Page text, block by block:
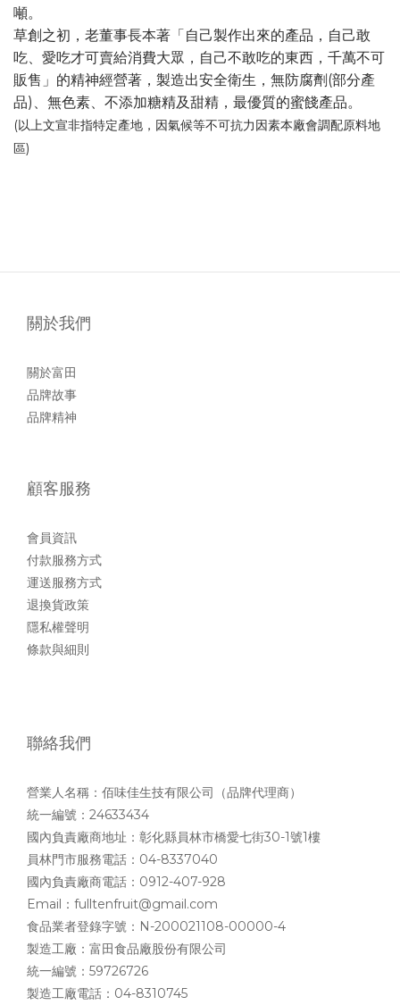
噸。
草創之初，老董事長本著「自己製作出來的產品，自己敢
吃、愛吃才可賣給消費大眾，自己不敢吃的東西，千萬不可
販售」的精神經營著，製造出安全衛生，無防腐劑(部分產
品)、無色素、不添加糖精及甜精，最優質的蜜餞產品。
(以上文宣非指特定產地，因氣候等不可抗力因素本廠會調配原料地
區)
關於我們
關於富田
品牌故事
品牌精神
顧客服務
會員資訊
付款服務方式
運送服務方式
退換貨政策
隱私權聲明
條款與細則
聯絡我們
營業人名稱：佰味佳生技有限公司（品牌代理商）
統一編號：24633434
國內負責廠商地址：彰化縣員林市橋愛七街30-1號1樓
員林門市服務電話：04-8337040
國內負責廠商電話：0912-407-928
Email：fulltenfruit@gmail.com
食品業者登錄字號：N-200021108-00000-4
製造工廠：富田食品廠股份有限公司
統一編號：59726726
製造工廠電話：04-8310745